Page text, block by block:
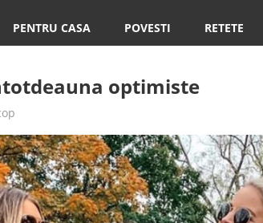
PENTRU CASA POVESTI RETETE
optimiste